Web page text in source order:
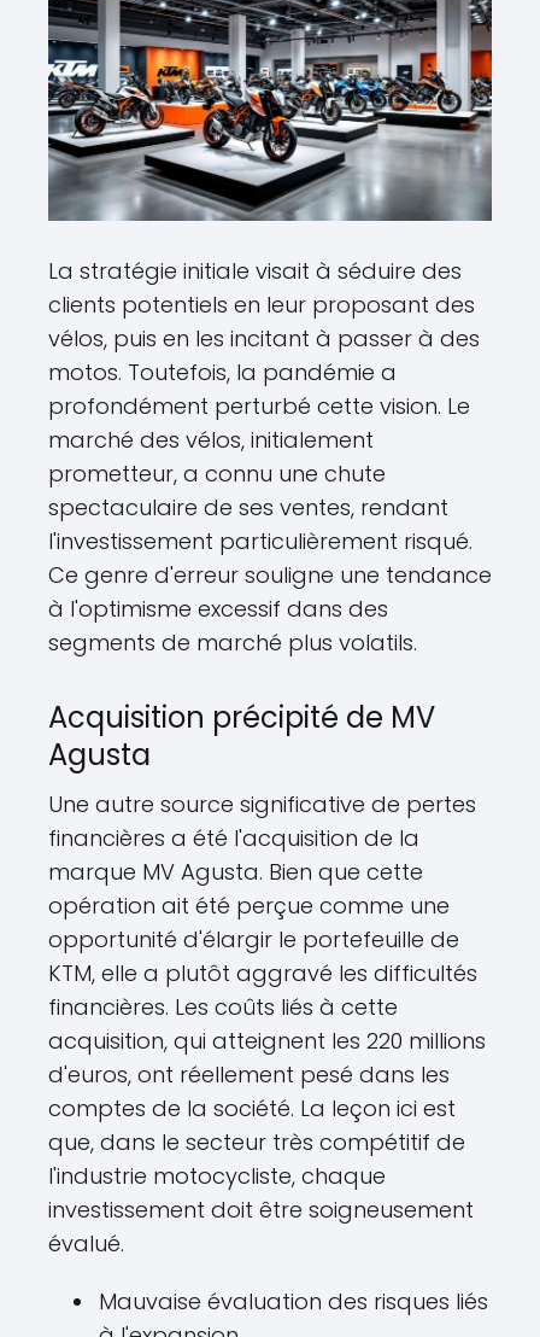
La stratégie initiale visait à séduire des
clients potentiels en leur proposant des
vélos, puis en les incitant à passer à des
motos. Toutefois, la pandémie a
profondément perturbé cette vision. Le
marché des vélos, initialement
prometteur, a connu une chute
spectaculaire de ses ventes, rendant
l'investissement particulièrement risqué.
Ce genre d'erreur souligne une tendance
à l'optimisme excessif dans des
segments de marché plus volatils.
Acquisition précipité de MV
Agusta
Une autre source significative de pertes
financières a été l'acquisition de la
marque MV Agusta. Bien que cette
opération ait été perçue comme une
opportunité d'élargir le portefeuille de
KTM, elle a plutôt aggravé les difficultés
financières. Les coûts liés à cette
acquisition, qui atteignent les 220 millions
d'euros, ont réellement pesé dans les
comptes de la société. La leçon ici est
que, dans le secteur très compétitif de
l'industrie motocycliste, chaque
investissement doit être soigneusement
évalué.
Mauvaise évaluation des risques liés